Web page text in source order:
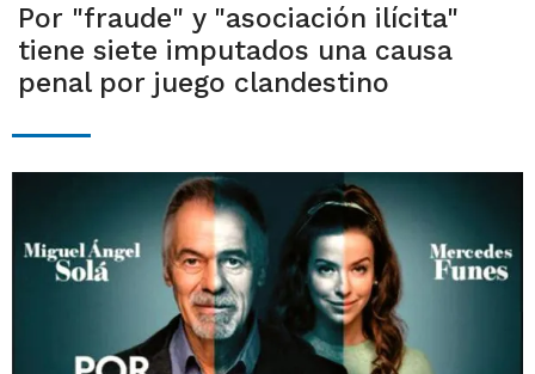
Por "fraude" y "asociación ilícita"
tiene siete imputados una causa
penal por juego clandestino